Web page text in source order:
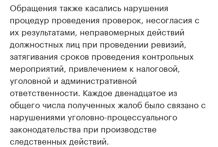
Обращения также касались нарушения
процедур проведения проверок, несогласия с
их результатами, неправомерных действий
должностных лиц при проведении ревизий,
затягивания сроков проведения контрольных
мероприятий, привлечением к налоговой,
уголовной и административной
ответственности. Каждое двенадцатое из
общего числа полученных жалоб было связано с
нарушениями уголовно-процессуального
законодательства при производстве
следственных действий.